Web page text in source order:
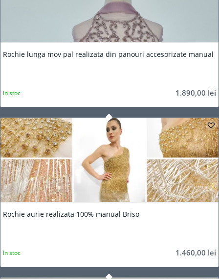
Rochie lunga mov pal realizata din panouri accesorizate manual
1.890,00 lei
In stoc
Rochie aurie realizata 100% manual Briso
1.460,00 lei
In stoc